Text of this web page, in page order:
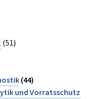
(51)
(44)
und Vorratsschutz